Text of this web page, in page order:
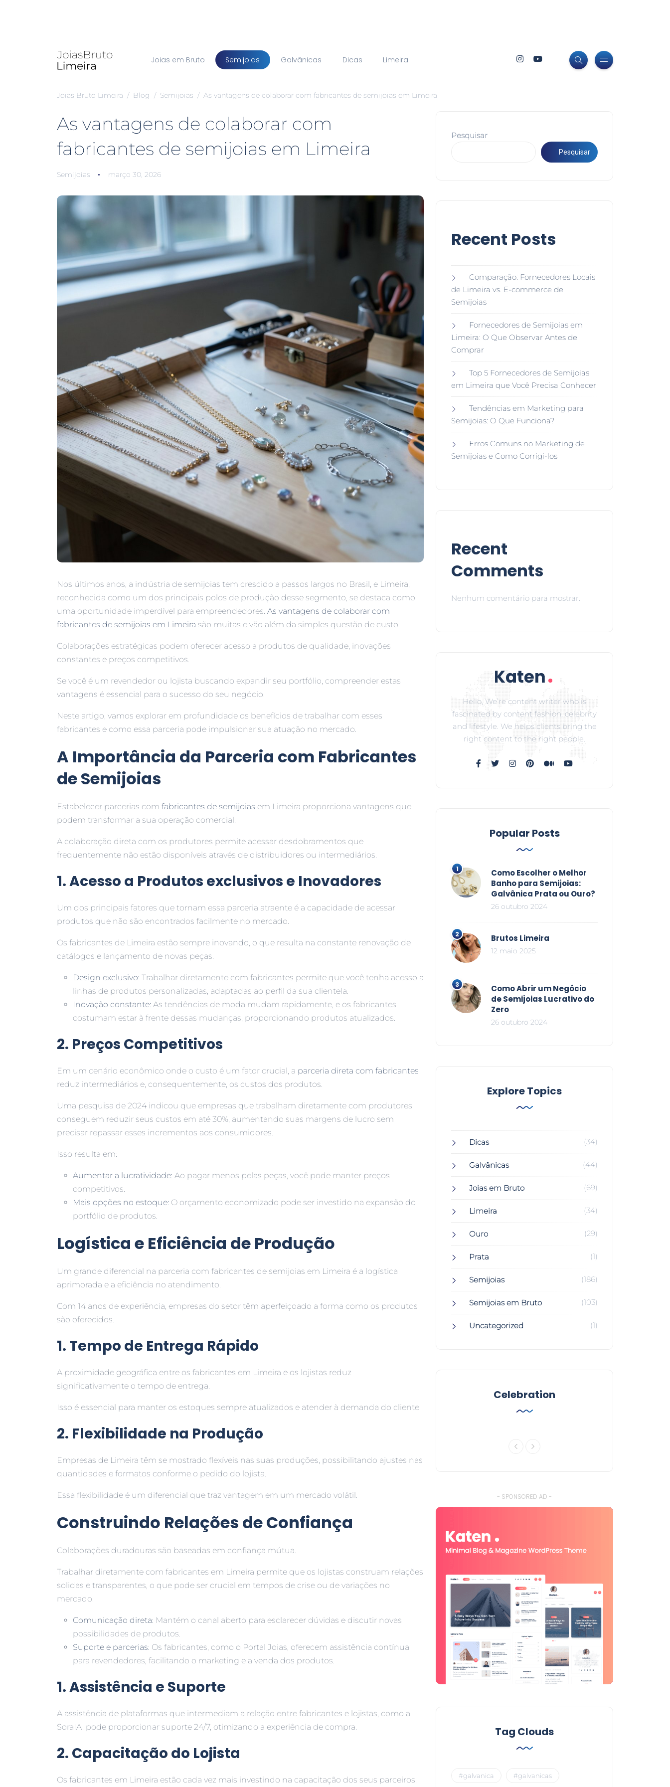
Joias em Bruto Semijoias Galvânicas Dicas Limeira
Joias Bruto Limeira Blog Semijoias As vantagens de colaborar com fabricantes de semijoias em Limeira
As vantagens de colaborar com
fabricantes de semijoias em Limeira
Semijoias março 30, 2026
Nos últimos anos, a indústria de semijoias tem crescido a passos largos no Brasil, e Limeira,
reconhecida como um dos principais polos de produção desse segmento, se destaca como
uma oportunidade imperdível para empreendedores. As vantagens de colaborar com
fabricantes de semijoias em Limeira são muitas e vão além da simples questão de custo.
Colaborações estratégicas podem oferecer acesso a produtos de qualidade, inovações
constantes e preços competitivos.
Se você é um revendedor ou lojista buscando expandir seu portfólio, compreender estas
vantagens é essencial para o sucesso do seu negócio.
Neste artigo, vamos explorar em profundidade os benefícios de trabalhar com esses
fabricantes e como essa parceria pode impulsionar sua atuação no mercado.
A Importância da Parceria com Fabricantes
de Semijoias
Estabelecer parcerias com fabricantes de semijoias em Limeira proporciona vantagens que
podem transformar a sua operação comercial.
A colaboração direta com os produtores permite acessar desdobramentos que
frequentemente não estão disponíveis através de distribuidores ou intermediários.
1. Acesso a Produtos exclusivos e Inovadores
Um dos principais fatores que tornam essa parceria atraente é a capacidade de acessar
produtos que não são encontrados facilmente no mercado.
Os fabricantes de Limeira estão sempre inovando, o que resulta na constante renovação de
catálogos e lançamento de novas peças.
Design exclusivo: Trabalhar diretamente com fabricantes permite que você tenha acesso a
linhas de produtos personalizadas, adaptadas ao perfil da sua clientela.
Inovação constante: As tendências de moda mudam rapidamente, e os fabricantes
costumam estar à frente dessas mudanças, proporcionando produtos atualizados.
2. Preços Competitivos
Em um cenário econômico onde o custo é um fator crucial, a parceria direta com fabricantes
reduz intermediários e, consequentemente, os custos dos produtos.
Uma pesquisa de 2024 indicou que empresas que trabalham diretamente com produtores
conseguem reduzir seus custos em até 30%, aumentando suas margens de lucro sem
precisar repassar esses incrementos aos consumidores.
Isso resulta em:
Aumentar a lucratividade: Ao pagar menos pelas peças, você pode manter preços
competitivos.
Mais opções no estoque: O orçamento economizado pode ser investido na expansão do
portfólio de produtos.
Logística e Eficiência de Produção
Um grande diferencial na parceria com fabricantes de semijoias em Limeira é a logística
aprimorada e a eficiência no atendimento.
Com 14 anos de experiência, empresas do setor têm aperfeiçoado a forma como os produtos
são oferecidos.
1. Tempo de Entrega Rápido
A proximidade geográfica entre os fabricantes em Limeira e os lojistas reduz
significativamente o tempo de entrega.
Isso é essencial para manter os estoques sempre atualizados e atender à demanda do cliente.
2. Flexibilidade na Produção
Empresas de Limeira têm se mostrado flexíveis nas suas produções, possibilitando ajustes nas
quantidades e formatos conforme o pedido do lojista.
Essa flexibilidade é um diferencial que traz vantagem em um mercado volátil.
Construindo Relações de Confiança
Colaborações duradouras são baseadas em confiança mútua.
Trabalhar diretamente com fabricantes em Limeira permite que os lojistas construam relações
solidas e transparentes, o que pode ser crucial em tempos de crise ou de variações no
mercado.
Comunicação direta: Mantém o canal aberto para esclarecer dúvidas e discutir novas
possibilidades de produtos.
Suporte e parcerias: Os fabricantes, como o Portal Joias, oferecem assistência contínua
para revendedores, facilitando o marketing e a venda dos produtos.
1. Assistência e Suporte
A assistência de plataformas que intermediam a relação entre fabricantes e lojistas, como a
SoraIA, pode proporcionar suporte 24/7, otimizando a experiência de compra.
2. Capacitação do Lojista
Os fabricantes em Limeira estão cada vez mais investindo na capacitação dos seus parceiros,
Pesquisar
Pesquisar
Recent Posts
Comparação: Fornecedores Locais
de Limeira vs. E-commerce de
Semijoias
Fornecedores de Semijoias em
Limeira: O Que Observar Antes de
Comprar
Top 5 Fornecedores de Semijoias
em Limeira que Você Precisa Conhecer
Tendências em Marketing para
Semijoias: O Que Funciona?
Erros Comuns no Marketing de
Semijoias e Como Corrigi-los
Recent
Comments
Nenhum comentário para mostrar.
Hello, We’re content writer who is
fascinated by content fashion, celebrity
and lifestyle. We helps clients bring the
right content to the right people.
Popular Posts
Como Escolher o Melhor
Banho para Semijoias:
Galvânica Prata ou Ouro?
26 outubro 2024
Brutos Limeira
12 maio 2025
Como Abrir um Negócio
de Semijoias Lucrativo do
Zero
26 outubro 2024
Explore Topics
Dicas (34)
Galvânicas (44)
Joias em Bruto (69)
Limeira (34)
Ouro (29)
Prata (1)
Semijoias (186)
Semijoias em Bruto (103)
Uncategorized (1)
Celebration
- SPONSORED AD -
Tag Clouds
#galvanica #galvanicas